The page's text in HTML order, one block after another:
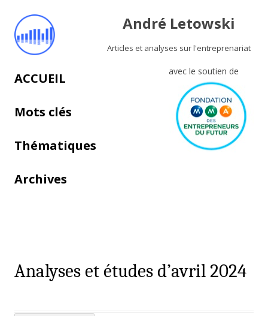
André Letowski
Articles et analyses sur l'entreprenariat
avec le soutien de
Aller au contenu principal
ACCUEIL
Mots clés
Thématiques
Archives
Analyses et études d’avril 2024